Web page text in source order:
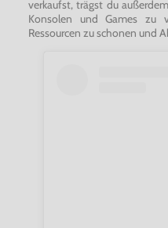
verkaufst, trägst du
Konsolen und Games zu
Ressourcen zu schonen und